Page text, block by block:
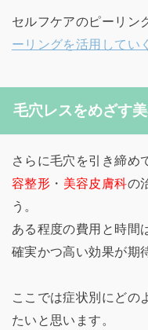
セルフケアのピーリン
ーリングを活用してい
毛穴レスをめざす
さらに毛穴を引き締め
容整形 ・ 美容皮膚科の
う。
ある程度の費用と時間
確実かつ高い効果が期
ここでは症状別にどの
たいと思います。